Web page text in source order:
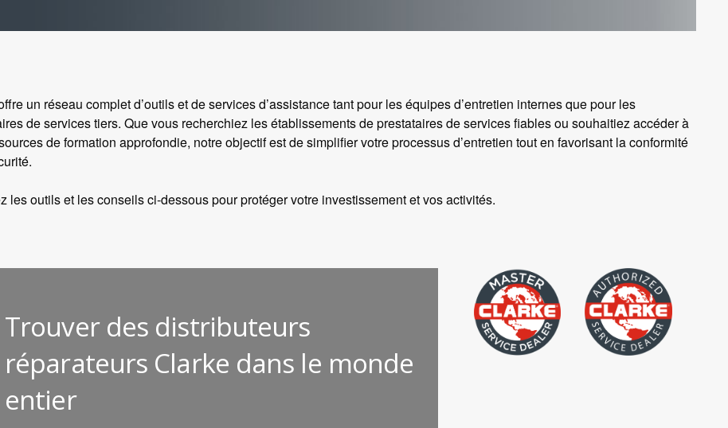
un réseau complet d’outils et de services d’assistance tant pour les équipes d’entretien internes que pour les
de services tiers. Que vous recherchiez les établissements de prestataires de services fiables ou souhaitiez accéder à
de formation approfondie, notre objectif est de simplifier votre processus d’entretien tout en favorisant la conformité
les outils et les conseils ci-dessous pour protéger votre investissement et vos activités.
Trouver des distributeurs
réparateurs Clarke dans le monde
entier